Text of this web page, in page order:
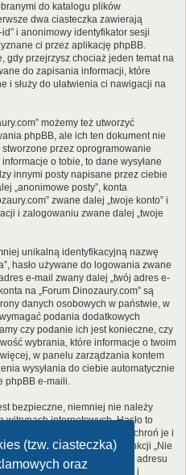
(tzw. ciasteczka)
oraz
do katalogu plików
dwa ciasteczka zawierają
i anonimowy identyfikator sesji
ci przez aplikację phpBB.
gdy przejrzysz chociaż jeden temat na
do zapisania informacji, które
i służy do ułatwienia ci nawigacji na
możemy też utworzyć
phpBB, ale ich ten dokument nie
przez oprogramowanie
o tobie, to dane wysyłane
innymi posty napisane przez ciebie
„anonimowe posty”, konta
zwane dalej „twoje konto” i
i zalogowaniu zwane dalej „twoje
unikalną identyfikacyjną nazwę
hasło używane do logowania zwane
e-mail zwany dalej „twój adres e-
na „Forum Dinozaury.com” są
danych osobowych w państwie, w
podania dodatkowych
czy podanie ich jest konieczne, czy
wybrania, które informacje o twoim
w panelu zarządzania kontem
wysyłania do ciebie automatycznie
phpBB e-maili.
bezpieczne, niemniej nie należy
witrynach internetowych. Hasło to
Dinozaury.com”, więc chroń je i
. Jeśli je zapomnisz, użyj funkcji „Nie
podanie nazwy użytkownika i adresu
wygenerowane nowe hasło i